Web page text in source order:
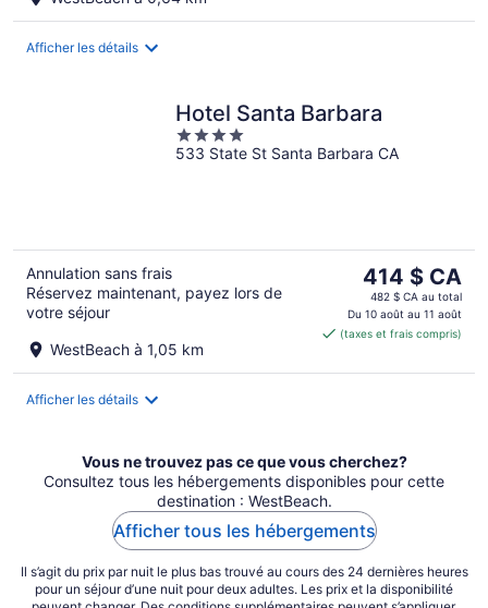
Afficher les détails
Hotel Santa Barbara
4
out
533 State St Santa Barbara CA
Annulation sans frais
Réservez maintenant, payez lors de
votre séjour
WestBeach à 1,05 km
Le
prix
est
de 414 $ CA
414 $ CA
482 $ CA au total
Du 10 août au 11 août
(taxes et frais compris)
Afficher les détails
Vous ne trouvez pas ce que vous cherchez?
Consultez tous les hébergements disponibles pour cette
destination : WestBeach.
Afficher tous les hébergements
Il s’agit du prix par nuit le plus bas trouvé au cours des 24 dernières heures
pour un séjour d’une nuit pour deux adultes. Les prix et la disponibilité